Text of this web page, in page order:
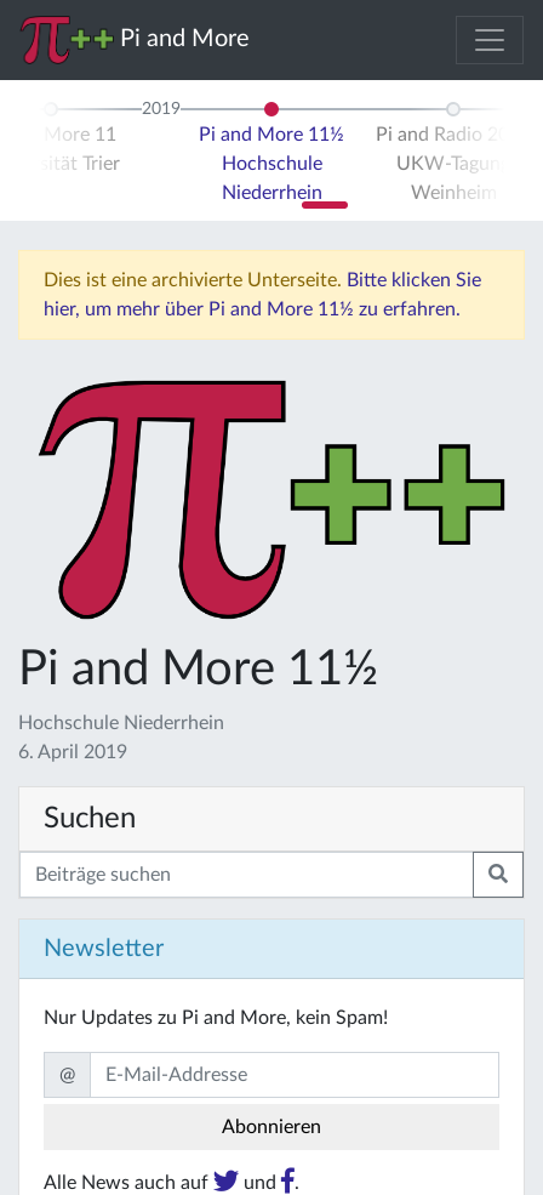
Pi and More
and More 11
Trier
2019
Pi and More 11½
Hochschule
Niederrhein
Pi and Radio 2019
UKW-Tagung
Weinheim
Dies ist eine archivierte Unterseite. Bitte klicken Sie
hier, um mehr über Pi and More 11½ zu erfahren.
Pi and More 11½
Hochschule Niederrhein
6. April 2019
Suchen
Newsletter
Nur Updates zu Pi and More, kein Spam!
@
Alle News auch auf und .